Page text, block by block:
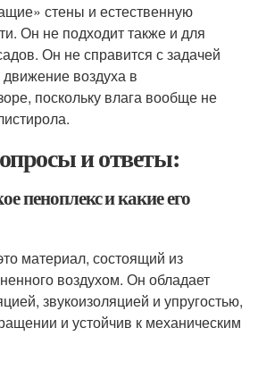
стены и естественную
Он не подходит также и для
Он не справится с задачей
воздуха в
поскольку влага вообще не
и ответы:
пеноплекс и какие его
материал, состоящий из
воздухом. Он обладает
звукоизоляцией и упругостью,
и устойчив к механическим